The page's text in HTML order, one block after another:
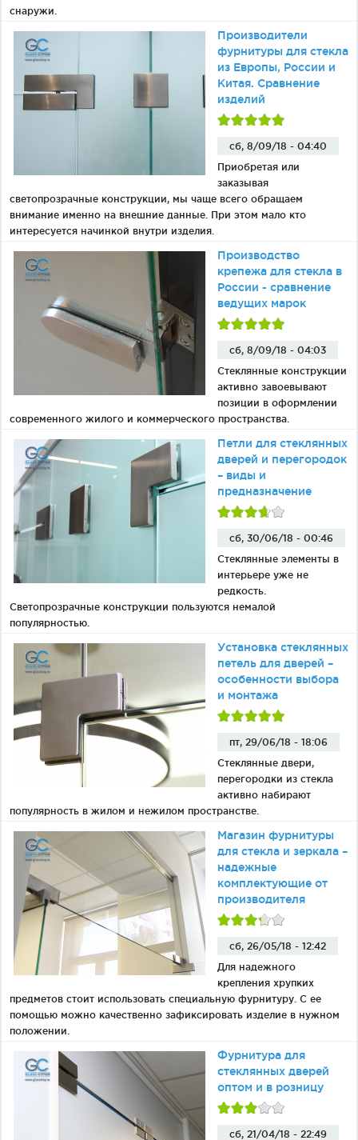
снаружи.
Производители
фурнитуры для стекла
из Европы, России и
Китая. Сравнение
изделий
сб, 8/09/18 - 04:40
Приобретая или
заказывая
светопрозрачные конструкции, мы чаще всего обращаем
внимание именно на внешние данные. При этом мало кто
интересуется начинкой внутри изделия.
Производство
крепежа для стекла в
России - сравнение
ведущих марок
сб, 8/09/18 - 04:03
Стеклянные конструкции
активно завоевывают
позиции в оформлении
современного жилого и коммерческого пространства.
Петли для стеклянных
дверей и перегородок
– виды и
предназначение
сб, 30/06/18 - 00:46
Стеклянные элементы в
интерьере уже не
редкость.
Светопрозрачные конструкции пользуются немалой
популярностью.
Установка стеклянных
петель для дверей –
особенности выбора
и монтажа
пт, 29/06/18 - 18:06
Стеклянные двери,
перегородки из стекла
активно набирают
популярность в жилом и нежилом пространстве.
Магазин фурнитуры
для стекла и зеркала –
надежные
комплектующие от
производителя
сб, 26/05/18 - 12:42
Для надежного
крепления хрупких
предметов стоит использовать специальную фурнитуру. С ее
помощью можно качественно зафиксировать изделие в нужном
положении.
Фурнитура для
стеклянных дверей
оптом и в розницу
сб, 21/04/18 - 22:49